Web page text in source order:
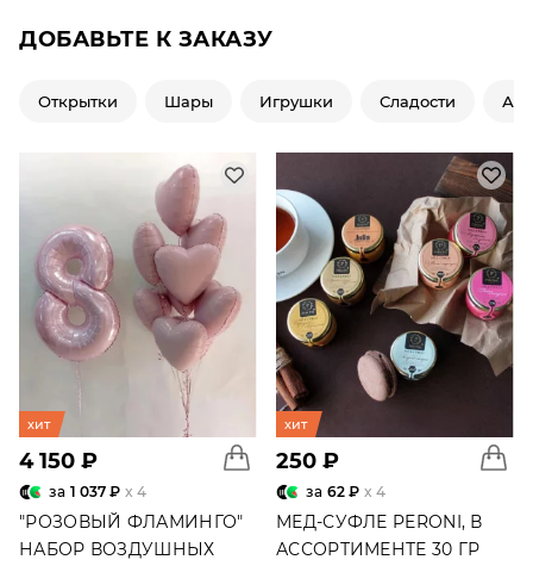
ДОБАВЬТЕ К ЗАКАЗУ
Открытки Шары Игрушки Сладости
хит
4 150 ₽
за 1 037 ₽ x 4
"РОЗОВЫЙ ФЛАМИНГО"
НАБОР ВОЗДУШНЫХ
хит
250 ₽
за 62 ₽ x 4
МЕД-СУФЛЕ PERONI, В
АССОРТИМЕНТЕ 30 ГР